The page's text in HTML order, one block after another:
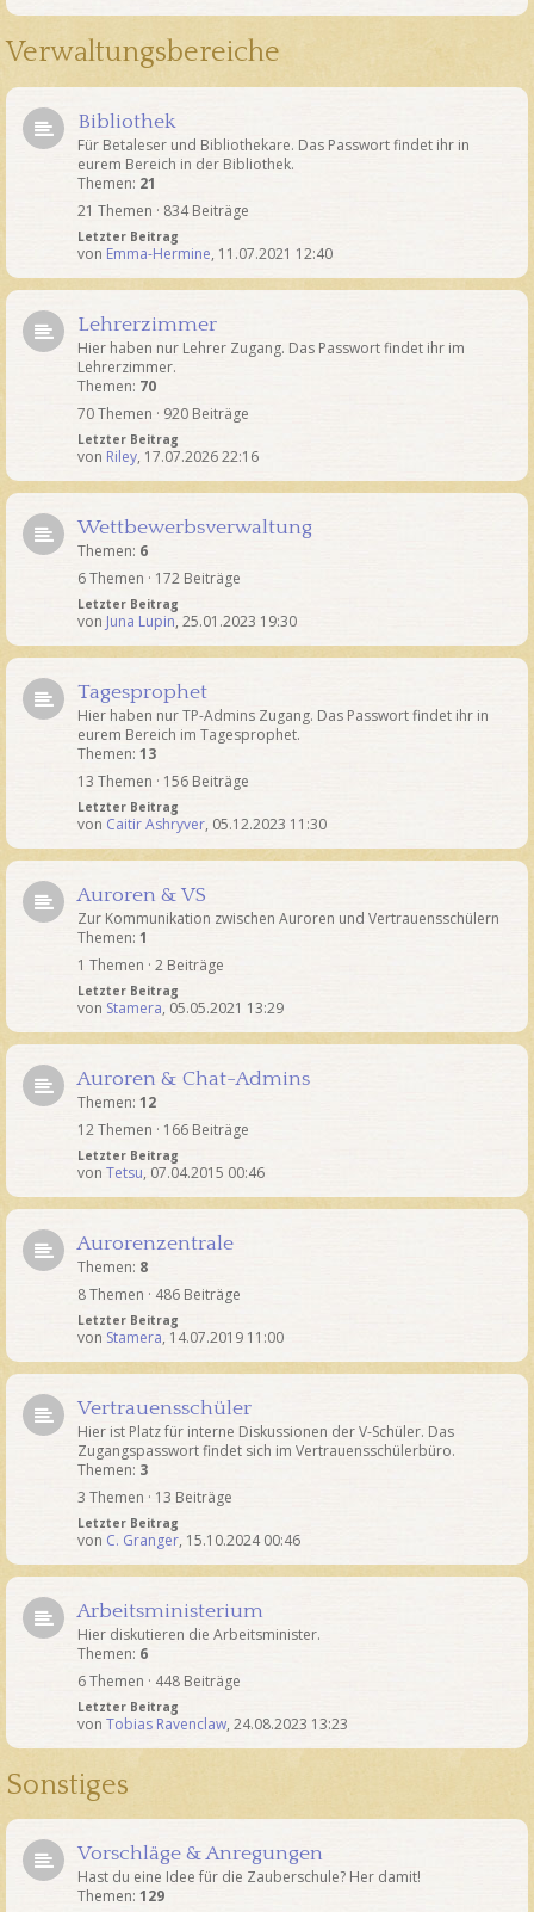
Verwaltungsbereiche
Bibliothek
Für Betaleser und Bibliothekare. Das Passwort findet ihr in
eurem Bereich in der Bibliothek.
Themen: 21
21 Themen · 834 Beiträge
Letzter Beitrag
von Emma-Hermine, 11.07.2021 12:40
Lehrerzimmer
Hier haben nur Lehrer Zugang. Das Passwort findet ihr im
Lehrerzimmer.
Themen: 70
70 Themen · 920 Beiträge
Letzter Beitrag
von Riley, 17.07.2026 22:16
Wettbewerbsverwaltung
Themen: 6
6 Themen · 172 Beiträge
Letzter Beitrag
von Juna Lupin, 25.01.2023 19:30
Tagesprophet
Hier haben nur TP-Admins Zugang. Das Passwort findet ihr in
eurem Bereich im Tagesprophet.
Themen: 13
13 Themen · 156 Beiträge
Letzter Beitrag
von Caitir Ashryver, 05.12.2023 11:30
Auroren & VS
Zur Kommunikation zwischen Auroren und Vertrauensschülern
Themen: 1
1 Themen · 2 Beiträge
Letzter Beitrag
von Stamera, 05.05.2021 13:29
Auroren & Chat-Admins
Themen: 12
12 Themen · 166 Beiträge
Letzter Beitrag
von Tetsu, 07.04.2015 00:46
Aurorenzentrale
Themen: 8
8 Themen · 486 Beiträge
Letzter Beitrag
von Stamera, 14.07.2019 11:00
Vertrauensschüler
Hier ist Platz für interne Diskussionen der V-Schüler. Das
Zugangspasswort findet sich im Vertrauensschülerbüro.
Themen: 3
3 Themen · 13 Beiträge
Letzter Beitrag
von C. Granger, 15.10.2024 00:46
Arbeitsministerium
Hier diskutieren die Arbeitsminister.
Themen: 6
6 Themen · 448 Beiträge
Letzter Beitrag
von Tobias Ravenclaw, 24.08.2023 13:23
Sonstiges
Vorschläge & Anregungen
Hast du eine Idee für die Zauberschule? Her damit!
Themen: 129